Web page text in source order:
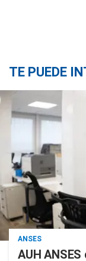
TE PUEDE
ANSES
AUH